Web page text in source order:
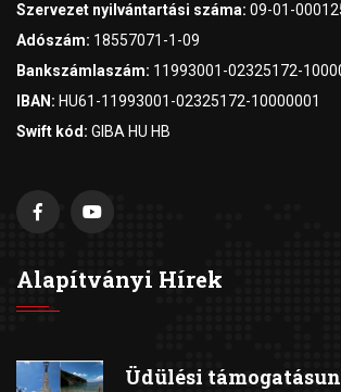
Szervezet nyilvántartási száma: 09-01-
Adószám: 18557071-1-09
Bankszámlaszám: 11993001-02325172-
IBAN: HU61-11993001-02325172-10000001
Swift kód: GIBA HU HB
Alapítványi Hírek
Üdülési